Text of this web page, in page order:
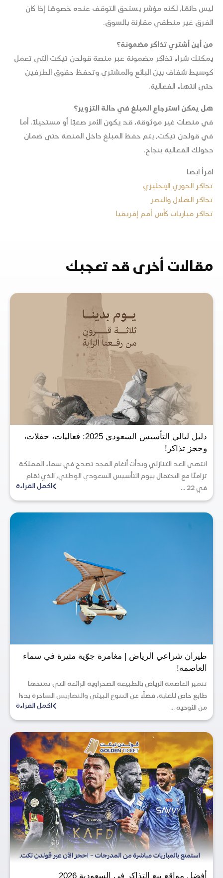
ليس دائمًا، لكنه مؤشر يستحق التوقف عنده خصوصًا إذا كان
الفرق غير منطقي مقارنة بالسوق.
من أين أشتري تذاكر مضمونة؟
يمكنك شراء تذاكر مضمونة عبر منصة قولدن تيكت التي تعمل
كوسيط شفاف بين البائع والمشتري وتحفظ حقوق الطرفين
حتى انتهاء الفعالية.
هل يمكن استرجاع المبلغ في حالة التزوير؟
في منصات غير موثوقة، قد يكون الأمر صعبًا أو مستحيلًا. أما
في قولدن تيكت، يتم حفظ المبلغ داخل المنصة حتى ضمان
دخولك الفعالية بنجاح.
اقرأ ايضا
تذاكر الدوري الإنجليزي
تذاكر الهلال والنصر
تذاكر مباريات كأس أمم إفريقيا
مقالات أخرى قد تعجبك
دليل ليالي التأسيس السعودي 2025: فعاليات، حفلات،
وحجز تذاكر!
انتهى العد التنازلي وبدأت أنغام المجد تصدح في سماء المملكة
تزامنًا مع الاحتفال بيوم التأسيس السعودي الوطني، الذي يُقام
في 22 ...
اكمل القراءة
طيران شراعي الرياض | مغامرة جوّية مثيرة في سماء
العاصمة!
تتميز العاصمة الرياض بالطبيعة الصحراوية الرائعة التي تمنحها
طابع خاص للغاية، فضلاً عن التنوع البيئي والتضاريس الساحرة بدءًا
من الأودية ...
اكمل القراءة
أفضل مواقع بيع التذاكر في السعودية 2026